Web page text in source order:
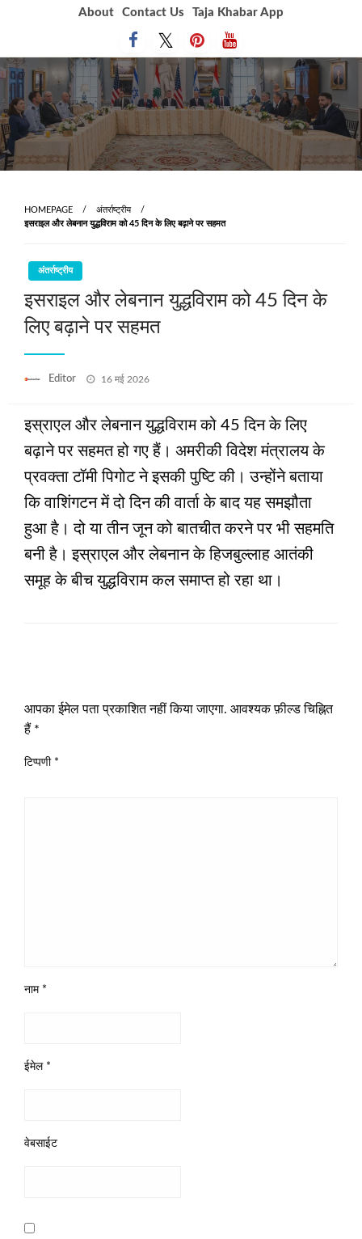
About Contact Us Taja Khabar App
HOMEPAGE
अंतर्राष्ट्रीय
इसराइल और लेबनान युद्धविराम को 45 दिन के लिए बढ़ाने पर सहमत
अंतर्राष्ट्रीय
इसराइल और लेबनान युद्धविराम को 45 दिन के
लिए बढ़ाने पर सहमत
Editor
Posted
16 मई 2026
इस्राएल और लेबनान युद्धविराम को 45 दिन के लिए
बढ़ाने पर सहमत हो गए हैं। अमरीकी विदेश मंत्रालय के
प्रवक्ता टॉमी पिगोट ने इसकी पुष्टि की। उन्‍होंने बताया
कि वाशिंगटन में दो दिन की वार्ता के बाद यह समझौता
हुआ है। दो या तीन जून को बातचीत करने पर भी सहमति
बनी है। इस्राएल और लेबनान के हिजबुल्लाह आतंकी
समूह के बीच युद्धविराम कल समाप्त हो रहा था।
आपका ईमेल पता प्रकाशित नहीं किया जाएगा. आवश्यक फ़ील्ड चिह्नित
हैं *
टिप्पणी *
नाम *
ईमेल *
वेबसाईट